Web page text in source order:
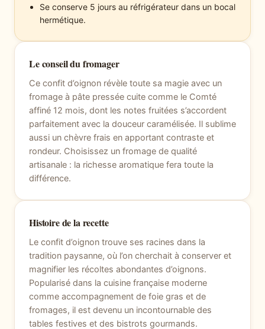
Se conserve 5 jours au réfrigérateur dans un bocal
hermétique.
Le conseil du fromager
Ce confit d’oignon révèle toute sa magie avec un
fromage à pâte pressée cuite comme le Comté
affiné 12 mois, dont les notes fruitées s’accordent
parfaitement avec la douceur caramélisée. Il sublime
aussi un chèvre frais en apportant contraste et
rondeur. Choisissez un fromage de qualité
artisanale : la richesse aromatique fera toute la
différence.
Histoire de la recette
Le confit d’oignon trouve ses racines dans la
tradition paysanne, où l’on cherchait à conserver et
magnifier les récoltes abondantes d’oignons.
Popularisé dans la cuisine française moderne
comme accompagnement de foie gras et de
fromages, il est devenu un incontournable des
tables festives et des bistrots gourmands.